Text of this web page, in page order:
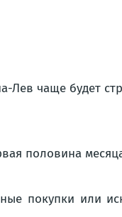
чаще будет
половина
покупки или